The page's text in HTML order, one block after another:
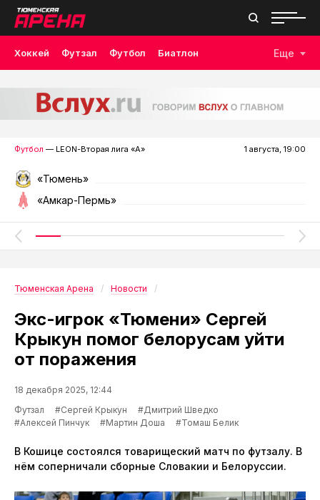
Хоккей Футзал Футбол Биатлон Еще
Футбол — LEON-Вторая лига «А» 1 августа, 19:00
«Тюмень»
«Амкар-Пермь»
Тюменская Арена Новости
Экс-игрок «Тюмени» Сергей
Крыкун помог белорусам уйти
от поражения
18 декабря 2025, 12:44
Футзал
#Сергей Крыкун
#Дмитрий Шведко
#Алексей Пинчук
#Мартин Доша #Томаш Белик
В Кошице состоялся товарищеский матч по футзалу. В
нём соперничали сборные Словакии и Белоруссии.